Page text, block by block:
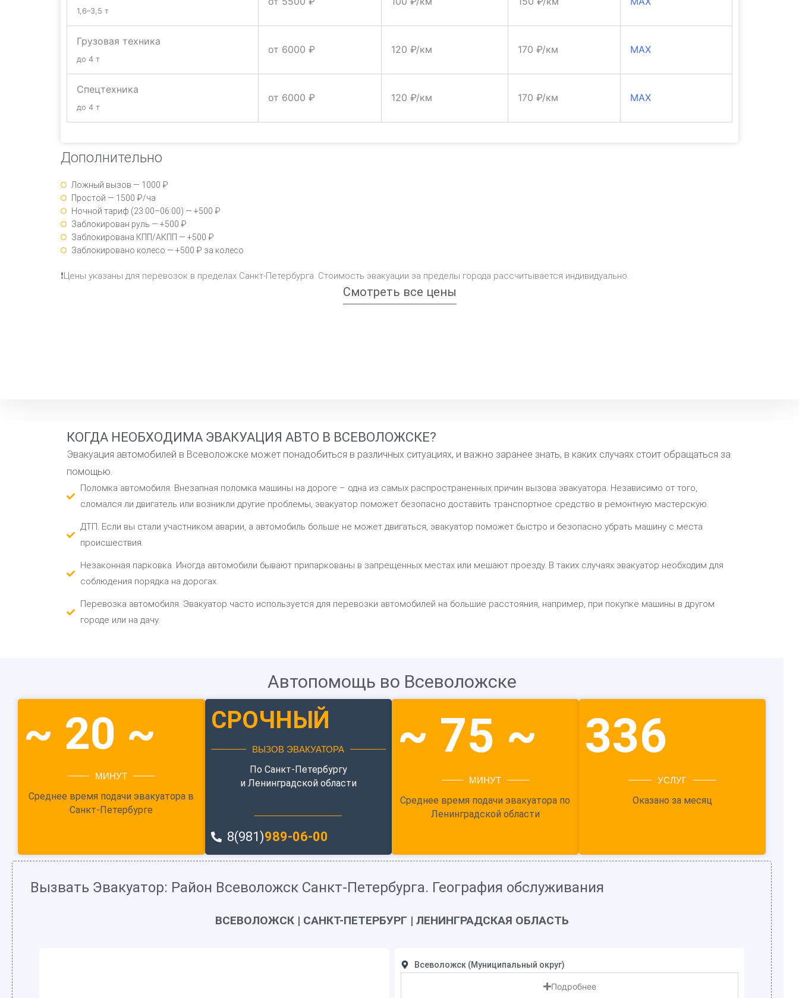
1,6–3,5 т
Грузовая техника
до 4 т
от 6000 ₽ 120 ₽/км 170 ₽/км MAX
Спецтехника
до 4 т
от 6000 ₽ 120 ₽/км 170 ₽/км MAX
Дополнительно
Ложный вызов — 1000 ₽
Простой — 1500 ₽/ча
Ночной тариф (23:00–06:00) — +500 ₽
Заблокирован руль — +500 ₽
Заблокирована КПП/АКПП — +500 ₽
Заблокировано колесо — +500 ₽ за колесо
❗Цены указаны для перевозок в пределах Санкт-Петербурга. Стоимость эвакуации за пределы города рассчитывается индивидуально.
Смотреть все цены
КОГДА НЕОБХОДИМА ЭВАКУАЦИЯ АВТО В ВСЕВОЛОЖСКЕ?
Эвакуация автомобилей в Всеволожске может понадобиться в различных ситуациях, и важно заранее знать, в каких случаях стоит обращаться за
помощью.
Поломка автомобиля. Внезапная поломка машины на дороге – одна из самых распространенных причин вызова эвакуатора. Независимо от того,
сломался ли двигатель или возникли другие проблемы, эвакуатор поможет безопасно доставить транспортное средство в ремонтную мастерскую.
ДТП. Если вы стали участником аварии, а автомобиль больше не может двигаться, эвакуатор поможет быстро и безопасно убрать машину с места
происшествия.
Незаконная парковка. Иногда автомобили бывают припаркованы в запрещенных местах или мешают проезду. В таких случаях эвакуатор необходим для
соблюдения порядка на дорогах.
Перевозка автомобиля. Эвакуатор часто используется для перевозки автомобилей на большие расстояния, например, при покупке машины в другом
городе или на дачу.
Автопомощь во Всеволожске
~ 20 ~
МИНУТ
Среднее время подачи эвакуатора в
Санкт-Петербурге
СРОЧНЫЙ
ВЫЗОВ ЭВАКУАТОРА
По Санкт-Петербургу
и Ленинградской области
8(981)989-06-00
~ 75 ~
МИНУТ
Среднее время подачи эвакуатора по
Ленинградской области
336
УСЛУГ
Оказано за месяц
Вызвать Эвакуатор: Район Всеволожск Санкт-Петербурга. География обслуживания
ВСЕВОЛОЖСК | САНКТ-ПЕТЕРБУРГ | ЛЕНИНГРАДСКАЯ ОБЛАСТЬ
Всеволожск (Муниципальный округ)
Подробнее